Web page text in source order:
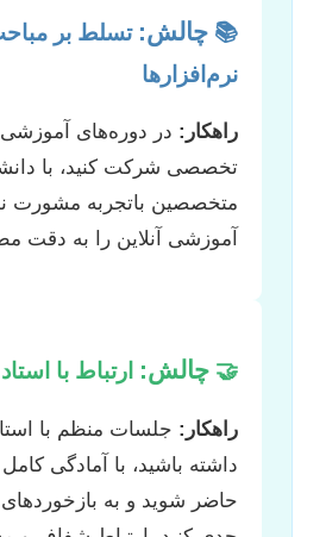
📚 چالش: تسلط بر
نرم‌افزارها
راهکار: در دوره‌های آموزشی
تخصصی شرکت کنید، با
متخصصین باتجربه مشورت
آموزشی آنلاین را به دقت
🤝 چالش: ارتباط با
راهکار: جلسات منظم با
داشته باشید، با آمادگی
حاضر شوید و به